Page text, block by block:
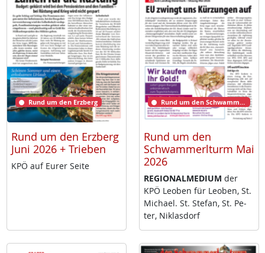
Rund um den Erzberg
Rund um den Erzberg
Juni 2026 + Trieben
KPÖ auf Eu­rer Sei­te
Rund um den Schwammerlturm
Rund um den
Schwammerlturm Mai
2026
RE­GIO­NAL­ME­DI­UM der
KPÖ Leo­ben für Leo­ben, St.
Mi­cha­el. St. Ste­fan, St. Pe­
ter, Niklas­dorf